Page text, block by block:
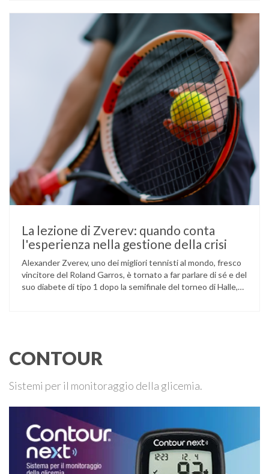
glucosio lo aveva portato …
La lezione di Zverev: quando conta
l'esperienza nella gestione della crisi
Alexander Zverev, uno dei migliori tennisti al mondo, fresco
vincitore del Roland Garros, è tornato a far parlare di sé e del
suo diabete di tipo 1 dopo la semifinale del torneo di Halle,
CONTOUR
Sistemi per il monitoraggio della glicemia.